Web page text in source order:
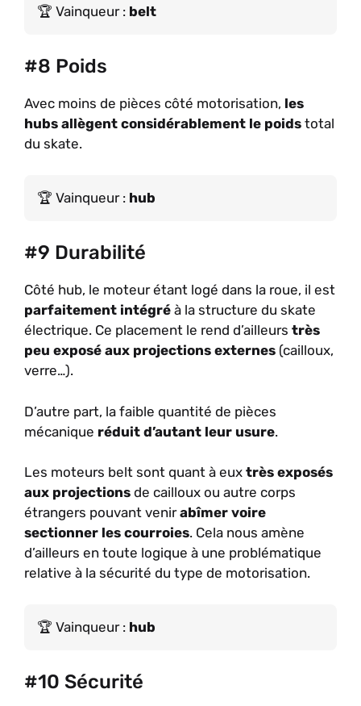
Vainqueur : belt
#8 Poids
Avec moins de pièces côté motorisation, les
hubs allègent considérablement le poids total
du skate.
Vainqueur : hub
#9 Durabilité
Côté hub, le moteur étant logé dans la roue, il est
parfaitement intégré à la structure du skate
électrique. Ce placement le rend d’ailleurs très
peu exposé aux projections externes (cailloux,
verre…).
D’autre part, la faible quantité de pièces
mécanique réduit d’autant leur usure.
Les moteurs belt sont quant à eux très exposés
aux projections de cailloux ou autre corps
étrangers pouvant venirabîmer voire
sectionner les courroies. Cela nous amène
d’ailleurs en toute logique à une problématique
relative à la sécurité du type de motorisation.
Vainqueur : hub
#10 Sécurité